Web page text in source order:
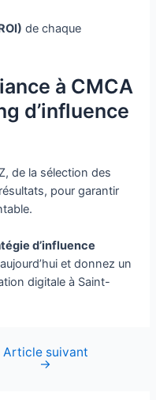
de chaque
à CMCA
d’influence
de la sélection des
pour garantir
d’influence
et donnez un
digitale à Saint-
Article suivant
→